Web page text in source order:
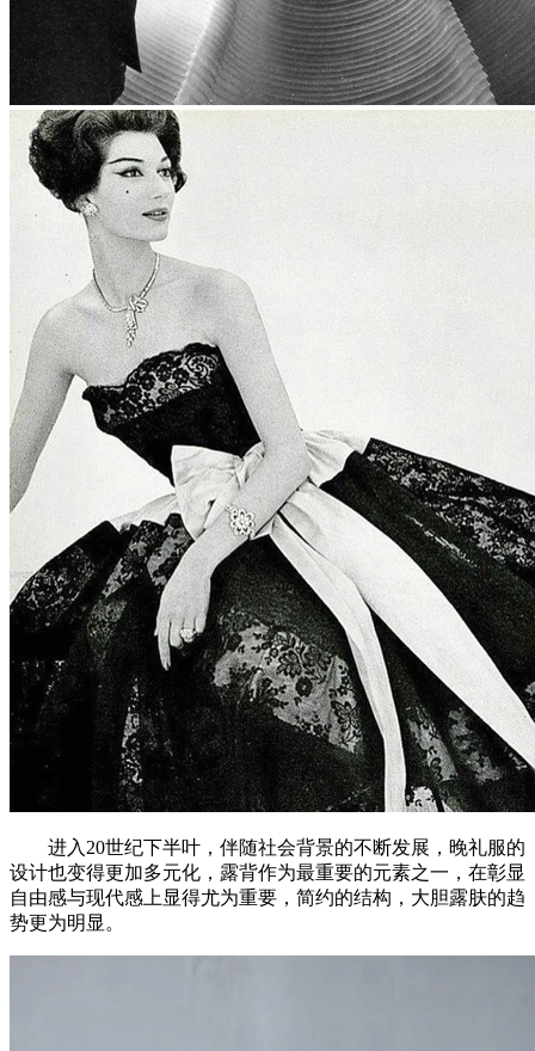
进入20世纪下半叶，伴随社会背景的不断发展，晚礼服的
设计也变得更加多元化，露背作为最重要的元素之一，在彰显
自由感与现代感上显得尤为重要，简约的结构，大胆露肤的趋
势更为明显。